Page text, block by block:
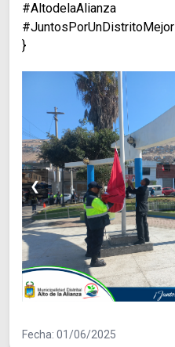
#AltodelaAlianza
#JuntosPorUnDistritoMejor
}
❮
Fecha: 01/06/2025